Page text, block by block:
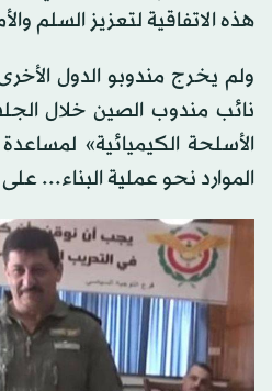
هذه الاتفاقية لتعزيز السلم
ولم يخرج مندوبو الدول
نائب مندوب الصين خلال
الأسلحة الكيميائية»
الموارد نحو عملية البناء...